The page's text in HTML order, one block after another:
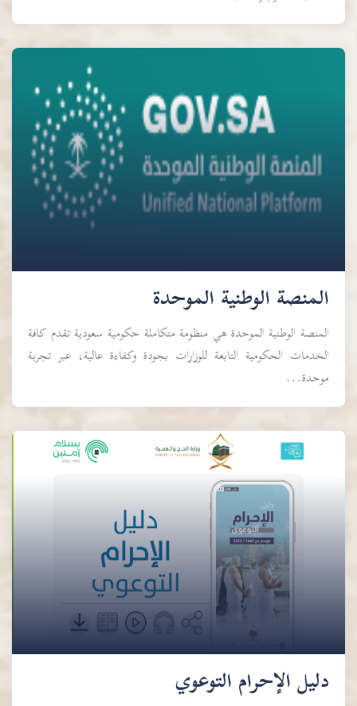
المنصة الوطنية الموحدة
المنصة الوطنية الموحدة هي منظومة متكاملة حكومية سعودية تقدم كافة
الخدمات الحكومية التابعة للوزارات بجودة وكفاءة عالية، عبر تجربة
موحدة...
دليل الإحرام التوعوي